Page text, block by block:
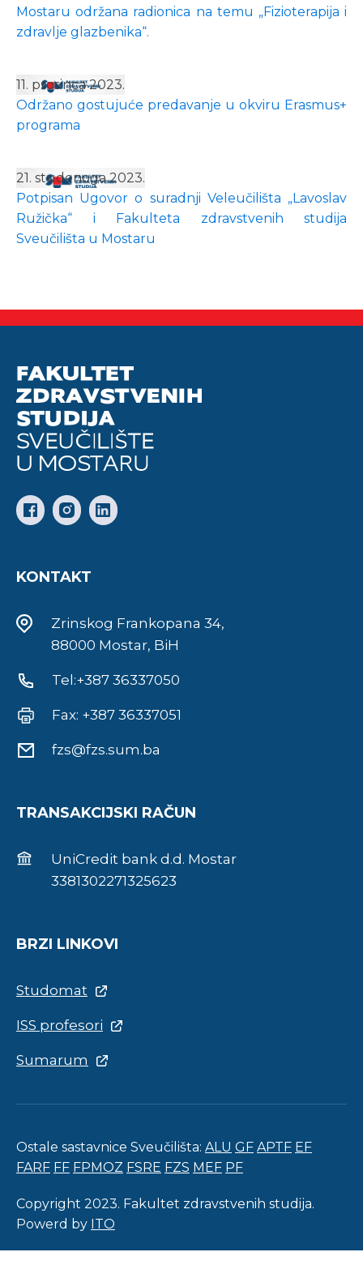
Mostaru održana radionica na temu „Fizioterapija i
zdravlje glazbenika“.
11. prosinca 2023.
Održano gostujuće predavanje u okviru Erasmus+
programa
21. studenoga 2023.
Potpisan Ugovor o suradnji Veleučilišta „Lavoslav
Ružička“ i Fakulteta zdravstvenih studija
Sveučilišta u Mostaru
KONTAKT
Zrinskog Frankopana 34,
88000 Mostar, BiH
Tel:+387 36337050
Fax: +387 36337051
fzs@fzs.sum.ba
TRANSAKCIJSKI RAČUN
UniCredit bank d.d. Mostar
3381302271325623
BRZI LINKOVI
Studomat
ISS profesori
Sumarum
Ostale sastavnice Sveučilišta: ALU GF APTF EF
FARF FF FPMOZ FSRE FZS MEF PF
Copyright 2023. Fakultet zdravstvenih studija.
Powerd by ITO